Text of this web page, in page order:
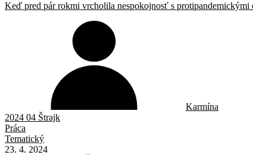
Keď pred pár rokmi vrcholila nespokojnosť s
Karmína
2024 04 Štrajk
Práca
Tematický
23. 4. 2024